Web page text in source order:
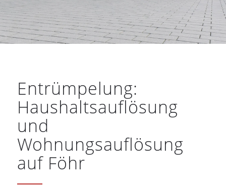
Entrümpelung:
Haushaltsauflösung
und
Wohnungsauflösung
auf Föhr